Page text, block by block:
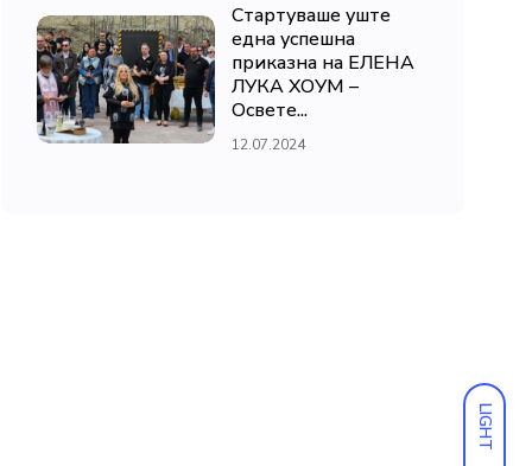
LIGHT
Стартуваше уште
една успешна
приказна на ЕЛЕНА
ЛУКА ХОУМ –
Освете...
12.07.2024